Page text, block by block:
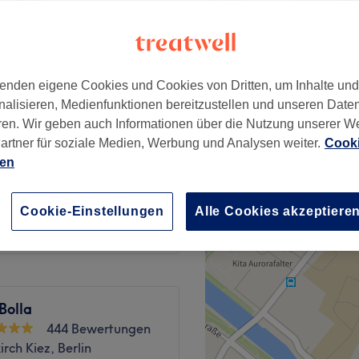
ab 45 €
ab 60 €
444 Bewertungen
Kiez, Berlin
eigene Cookies und Cookies von Dritten, um Inhalte
Medienfunktionen bereitzustellen und unseren
Wir geben auch Informationen über die Nutzung unserer
für soziale Medien, Werbung und Analysen weiter.
Cookie-Einstellungen Alle Cookies akzeptieren